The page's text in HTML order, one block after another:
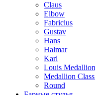
Claus
Elbow
Fabricius
Gustav
Hans
Halmar
Karl
Louis Medallion
Medallion
Round